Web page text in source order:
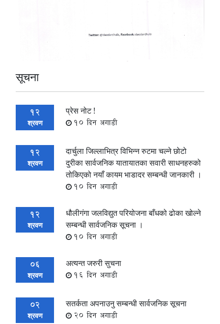
सूचना
12
श्रवण
प्रेस नोट !
10 दिन अगाडी
12
श्रवण
दार्चुला जिल्लाभित्र विभिन्न रुटमा चल्ने छोटो
दुरीका सार्वजनिक यातायातका सवारी साधनहरुको
तोकिएको नयाँ कायम भाडादर सम्बन्धी जानकारी ।
10 दिन अगाडी
12
श्रवण
धौलीगंगा जलविद्युत परियोजना बाँधको ढोका खोल्ने
सम्बन्धी सार्वजनिक सूचना ।
10 दिन अगाडी
06
श्रवण
अत्यन्त जरुरी सुचना
16 दिन अगाडी
02
श्रवण
सतर्कता अपनाउनु सम्बन्धी सार्वजनिक सूचना
20 दिन अगाडी